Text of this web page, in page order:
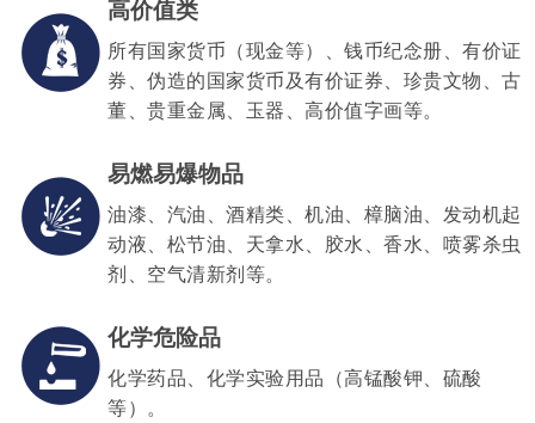
高价值类
所有国家货币（现金等）、钱币纪念册、有价证
券、伪造的国家货币及有价证券、珍贵文物、古
董、贵重金属、玉器、高价值字画等。
易燃易爆物品
油漆、汽油、酒精类、机油、樟脑油、发动机起
动液、松节油、天拿水、胶水、香水、喷雾杀虫
剂、空气清新剂等。
化学危险品
化学药品、化学实验用品（高锰酸钾、硫酸
等）。